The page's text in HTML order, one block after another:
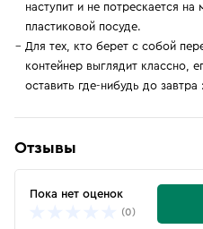
наступит и не потрескается
пластиковой посуде.
Для тех, кто берет с собой
контейнер выглядит классно,
оставить где-нибудь до завтра
Отзывы
Пока нет оценок
(0)